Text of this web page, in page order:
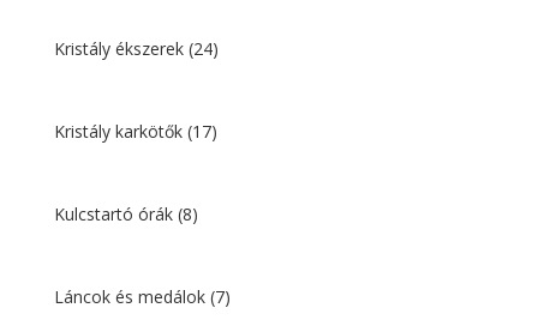
Kristály ékszerek (24)
Kristály karkötők (17)
Kulcstartó órák (8)
Láncok és medálok (7)